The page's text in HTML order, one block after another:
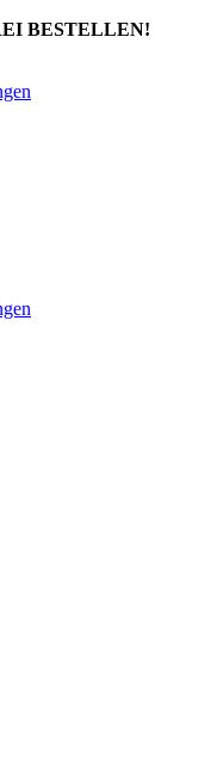
BESTELLEN!